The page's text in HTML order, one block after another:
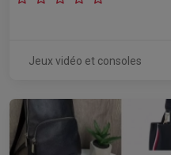
Jeux vidéo et consoles